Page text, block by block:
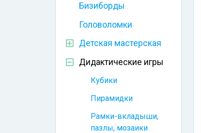
Бизиборды
Головоломки
Детская мастерская
Дидактические игры
Кубики
Пирамидки
Рамки-вкладыши,
пазлы, мозаики